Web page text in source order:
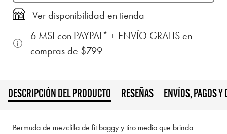
Ver disponibilidad en tienda
6 MSI con PAYPAL* + ENVÍO GRATIS en
compras de $799
DESCRIPCIÓN DEL PRODUCTO RESEÑAS ENVÍOS, PAGOS Y
Bermuda de mezclilla de fit baggy y tiro medio que brinda